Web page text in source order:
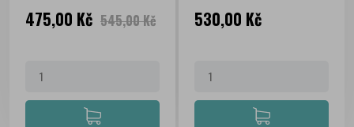
Cena
475,00 Kč Běžná
545,00 Kč Cena
530,00 Kč